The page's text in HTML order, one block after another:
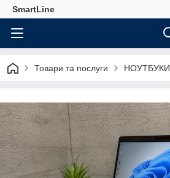
SmartLine
Товари та послуги НОУТБУКИ